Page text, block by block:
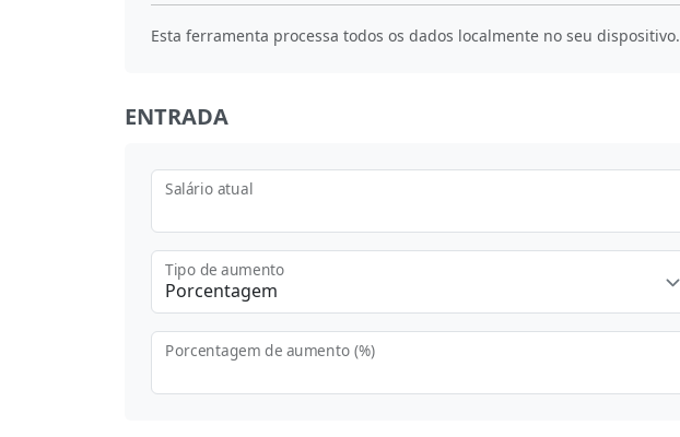
Esta ferramenta processa todos os dados localmente no seu dispositivo.
ENTRADA
Salário atual
Porcentagem
Tipo de aumento
Porcentagem de aumento (%)